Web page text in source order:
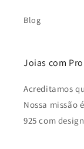
Blog
Joias com
Acreditamos
Nossa missão
925 com